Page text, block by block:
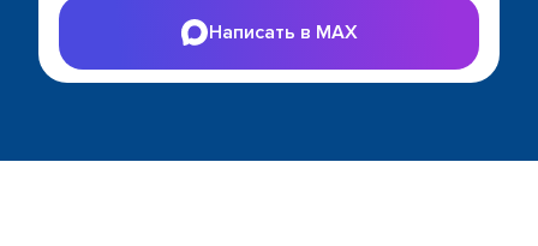
Написать в MAX